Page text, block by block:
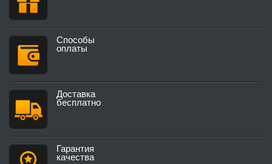
Способы
оплаты
Доставка
бесплатно
Гарантия
качества